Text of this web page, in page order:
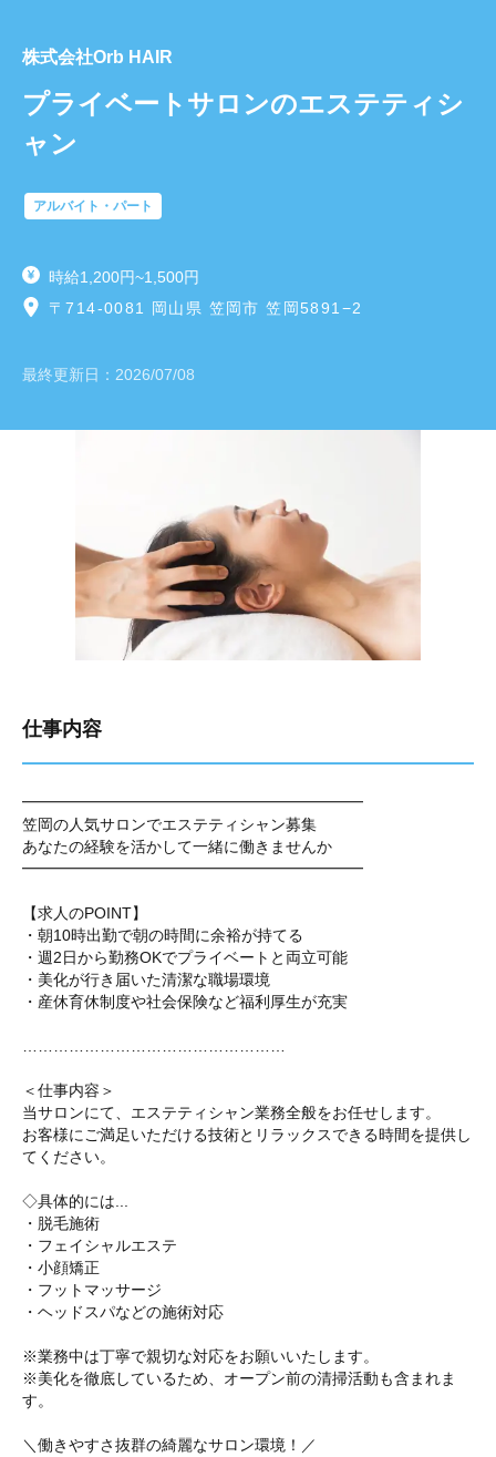
株式会社Orb HAIR
プライベートサロンのエステティシ
ャン
アルバイト・パート
時給1,200円~1,500円
〒714-0081 岡山県 笠岡市 笠岡5891−2
最終更新日： 2026/07/08
仕事内容
━━━━━━━━━━━━━━━━━━━━━━
笠岡の人気サロンでエステティシャン募集
あなたの経験を活かして一緒に働きませんか
━━━━━━━━━━━━━━━━━━━━━━
【求人のPOINT】
・朝10時出勤で朝の時間に余裕が持てる
・週2日から勤務OKでプライベートと両立可能
・美化が行き届いた清潔な職場環境
・産休育休制度や社会保険など福利厚生が充実
＜仕事内容＞
当サロンにて、エステティシャン業務全般をお任せします。
お客様にご満足いただける技術とリラックスできる時間を提供し
てください。
◇具体的には...
・脱毛施術
・フェイシャルエステ
・小顔矯正
・フットマッサージ
・ヘッドスパなどの施術対応
※業務中は丁寧で親切な対応をお願いいたします。
※美化を徹底しているため、オープン前の清掃活動も含まれま
す。
＼働きやすさ抜群の綺麗なサロン環境！／